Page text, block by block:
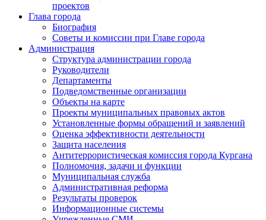
проектов
Глава города
Биография
Советы и комиссии при Главе города
Администрация
Структура администрации города
Руководители
Департаменты
Подведомственные организации
Объекты на карте
Проекты муниципальных правовых актов
Установленные формы обращений и заявлений
Оценка эффективности деятельности
Защита населения
Антитеррористическая комиссия города Кургана
Полномочия, задачи и функции
Муниципальная служба
Административная реформа
Результаты проверок
Информационные системы